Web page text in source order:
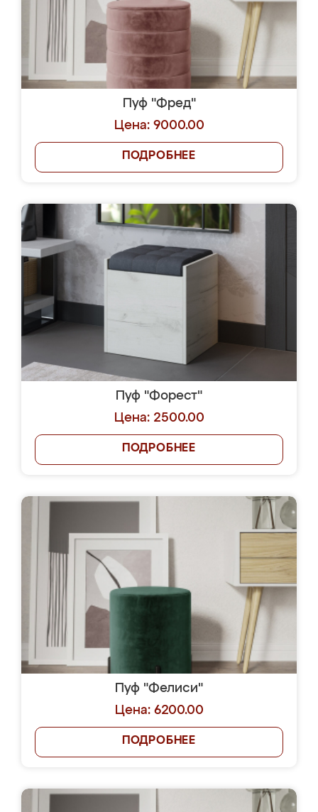
Пуф "Фред"
Цена: 9000.00
ПОДРОБНЕЕ
Пуф "Форест"
Цена: 2500.00
ПОДРОБНЕЕ
Пуф "Фелиси"
Цена: 6200.00
ПОДРОБНЕЕ